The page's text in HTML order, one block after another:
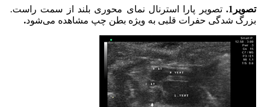
تصویر1.
تصویر پارا استرنال نمای محوری بلند از سمت راست.
بزرگ شدگی حفرات قلبی به ویژه بطن چپ مشاهده می‌شود.